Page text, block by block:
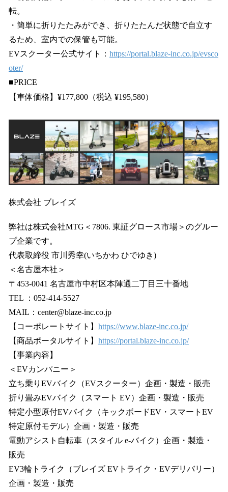
転。
・簡単に折りたたみができ、折りたたんだ状態で自立す
るため、室内での保管も可能。
EVスクーター公式サイト： https://portal.blaze-inc.co.jp/evsco
oter/
■PRICE
【車体価格】¥177,800（税込 ¥195,580）
株式会社 ブレイズ
弊社は株式会社MTG＜7806. 東証グロース市場＞のグルー
プ企業です。
代表取締役 市川秀幸(いちかわ ひでゆき)
＜名古屋本社＞
〒453-0041 名古屋市中村区本陣通二丁目三十番地
TEL ：052-414-5527
MAIL：center@blaze-inc.co.jp
【コーポレートサイト】 https://www.blaze-inc.co.jp/
【商品ポータルサイト】 https://portal.blaze-inc.co.jp/
【事業内容】
＜EVカンパニー＞
立ち乗りEVバイク（EVスクーター）企画・製造・販売
折り畳みEVバイク（スマート EV）企画・製造・販売
特定小型原付EVバイク（キックボードEV・スマートEV
特定原付モデル）企画・製造・販売
電動アシスト自転車（スタイル e-バイク）企画・製造・
販売
EV3輪トライク（ブレイズ EVトライク・EVデリバリー）
企画・製造・販売